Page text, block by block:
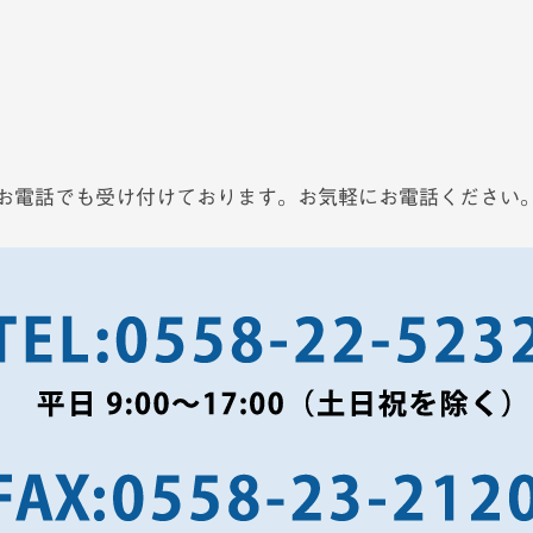
電話でも受け付けております。お気軽にお電話ください